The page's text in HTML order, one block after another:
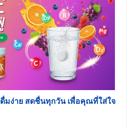
มง่าย สดชื่นทุกวัน เพื่อคุณที่ใส่ใจ